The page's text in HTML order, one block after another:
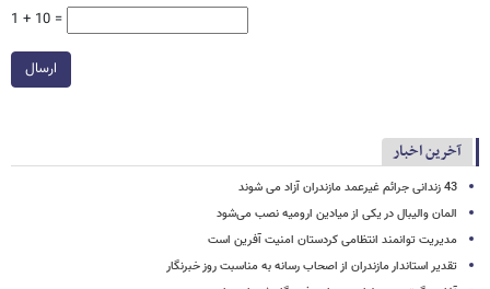
1 + 10 =
ارسال
آخرین اخبار
43 زندانی جرائم غیرعمد مازندران آزاد می شوند
المان والیبال در یکی از میادین ارومیه نصب می‌شود
مدیریت توانمند انتظامی کردستان امنیت آفرین است
تقدیر استاندار مازندران از اصحاب رسانه به مناسبت روز خبرنگار